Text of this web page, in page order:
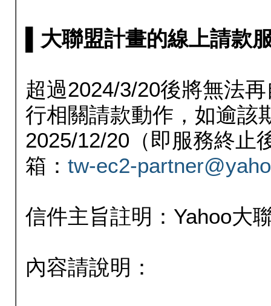
▌大聯盟計畫的線上請款
超過2024/3/20後將無法
行相關請款動作，如逾該
2025/12/20（即服務終止
箱： tw-ec2-
信件主旨註明：Yahoo大
內容請說明：